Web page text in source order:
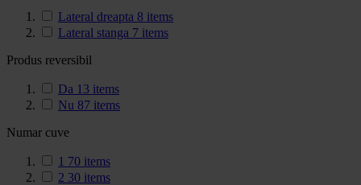
Lateral dreapta 8 items
Lateral stanga 7 items
Produs reversibil
Da 13 items
Nu 87 items
Numar cuve
1 70 items
2 30 items